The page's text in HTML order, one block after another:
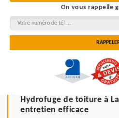
On vous rappelle
Hydrofuge de toiture à
entretien efficace